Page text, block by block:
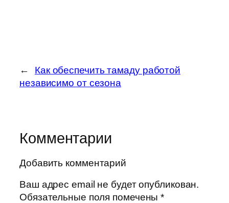
←
Как обеспечить тамаду работой
независимо от сезона
Комментарии
Добавить комментарий
Ваш адрес email не будет опубликован.
Обязательные поля помечены*